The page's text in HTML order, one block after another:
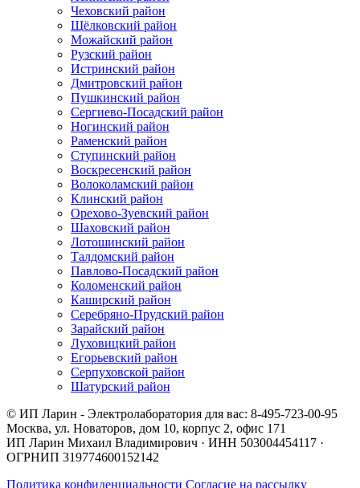
Чеховский район
Щёлковский район
Можайский район
Рузский район
Истринский район
Дмитровский район
Пушкинский район
Сергиево-Посадский район
Ногинский район
Раменский район
Ступинский район
Воскресенский район
Волоколамский район
Клинский район
Орехово-Зуевский район
Шаховский район
Лотошинский район
Талдомский район
Павлово-Посадский район
Коломенский район
Каширский район
Серебряно-Прудский район
Зарайский район
Луховицкий район
Егорьевский район
Серпуховской район
Шатурский район
© ИП Ларин - Электролаборатория для вас: 8-495-723-00-95
Москва, ул. Новаторов, дом 10, корпус 2, офис 171
ИП Ларин Михаил Владимирович · ИНН 503004454117 ·
ОГРНИП 319774600152142
Политика конфиденциальности Согласие на рассылку